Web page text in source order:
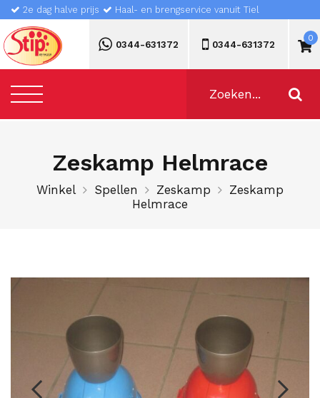
2e dag halve prijs Haal- en brengservice vanuit Tiel
0344-631372 0344-631372
0
Zeskamp Helmrace
Winkel Spellen Zeskamp
Zeskamp
Helmrace